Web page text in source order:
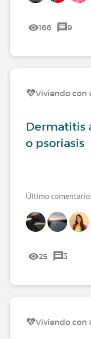
166 9
Viviendo con
Dermatitis
o psoriasis
Último
25 3
Viviendo con